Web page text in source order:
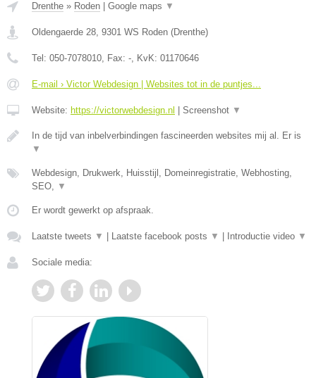
Drenthe » Roden Google maps ▼
Oldengaerde 28, 9301 WS Roden (Drenthe)
Tel: 050-7078010, Fax: -, KvK: 01170646
E-mail › Victor Webdesign | Websites tot in de puntjes...
Website: https://victorwebdesign.nl Screenshot ▼
In de tijd van inbelverbindingen fascineerden websites mij al. Er is
▼
Webdesign, Drukwerk, Huisstijl, Domeinregistratie, Webhosting,
SEO, ▼
Er wordt gewerkt op afspraak.
Laatste tweets ▼ Laatste facebook posts ▼ Introductie video ▼
Sociale media: